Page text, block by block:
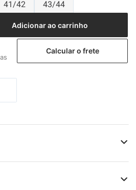
41/42 43/44
Adicionar ao carrinho
Calcular o frete